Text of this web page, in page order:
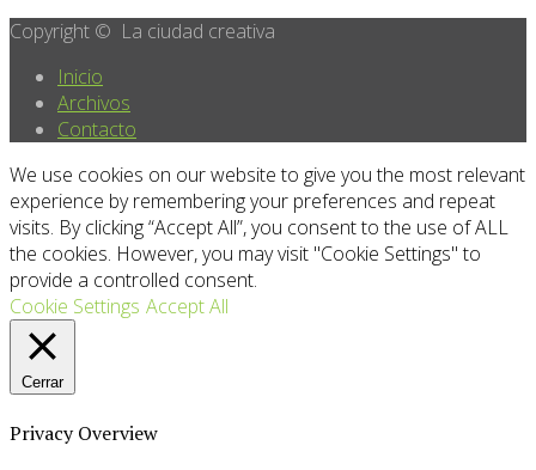
Copyright © La ciudad creativa
Inicio
Archivos
Contacto
We use cookies on our website to give you the most relevant
experience by remembering your preferences and repeat
visits. By clicking “Accept All”, you consent to the use of ALL
the cookies. However, you may visit "Cookie Settings" to
provide a controlled consent.
Cookie Settings Accept All
Cerrar
Privacy Overview